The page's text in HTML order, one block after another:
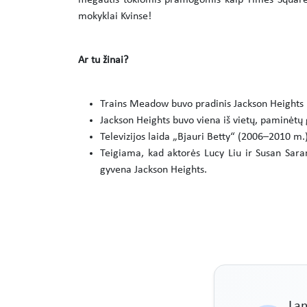
mokyklai Kvinse!
Ar tu žinai?
Trains Meadow buvo pradinis Jackson
Jackson Heights buvo viena iš vietų, paminėtų
Televizijos laida „Bjauri Betty“ (2006–2010
Teigiama, kad aktorės Lucy Liu ir Susan
gyvena Jackson Heights.